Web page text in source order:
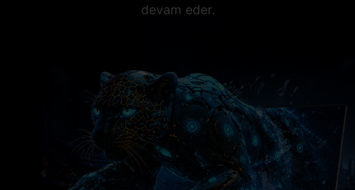
devam eder.